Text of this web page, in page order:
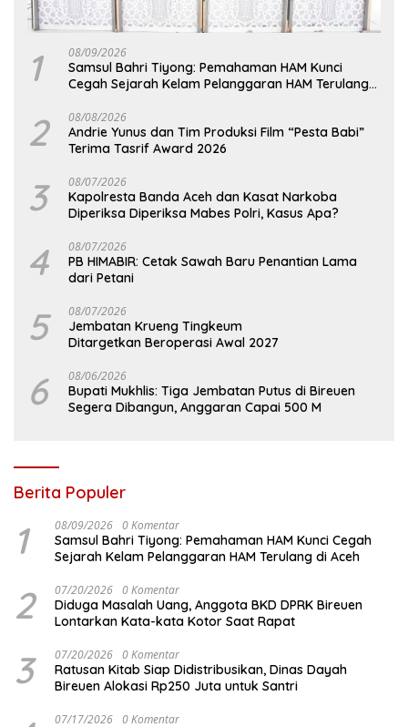
1 08/09/2026
Samsul Bahri Tiyong: Pemahaman HAM Kunci
Cegah Sejarah Kelam Pelanggaran HAM Terulang
2 08/08/2026
Andrie Yunus dan Tim Produksi Film “Pesta Babi”
Terima Tasrif Award 2026
3 08/07/2026
Kapolresta Banda Aceh dan Kasat Narkoba
Diperiksa Diperiksa Mabes Polri, Kasus Apa?
4 08/07/2026
PB HIMABIR: Cetak Sawah Baru Penantian Lama
dari Petani
5 08/07/2026
Jembatan Krueng Tingkeum
Ditargetkan Beroperasi Awal 2027
6 08/06/2026
Bupati Mukhlis: Tiga Jembatan Putus di Bireuen
Segera Dibangun, Anggaran Capai 500 M
Berita Populer
1 08/09/2026 0 Komentar
Samsul Bahri Tiyong: Pemahaman HAM Kunci Cegah
Sejarah Kelam Pelanggaran HAM Terulang di Aceh
2 07/20/2026 0 Komentar
Diduga Masalah Uang, Anggota BKD DPRK Bireuen
Lontarkan Kata-kata Kotor Saat Rapat
3 07/20/2026 0 Komentar
Ratusan Kitab Siap Didistribusikan, Dinas Dayah
Bireuen Alokasi Rp250 Juta untuk Santri
07/17/2026 0 Komentar